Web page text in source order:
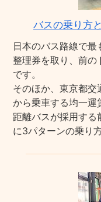
バスの乗り方
日本のバス路線で
整理券を取り、前の
です。
そのほか、東京都交
から乗車する均一運
距離バスが採用する
に3パターンの乗り